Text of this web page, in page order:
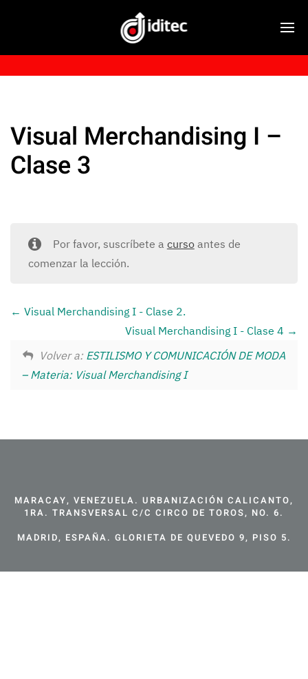
Visual Merchandising I –
Clase 3
Por favor, suscríbete a cursoantes de
comenzar la lección.
Visual Merchandising I - Clase 2.
Visual Merchandising I - Clase 4
Volver a: ESTILISMO Y COMUNICACIÓN DE MODA
– Materia: Visual Merchandising I
MARACAY, VENEZUELA. URBANIZACIÓN CALICANTO,
1RA. TRANSVERSAL C/C CIRCO DE TOROS, NO. 6.
MADRID, ESPAÑA. GLORIETA DE QUEVEDO 9, PISO 5.